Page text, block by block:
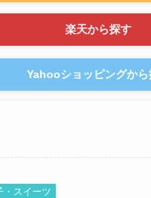
楽天から探す
Yahooショッピングから
・スイーツ